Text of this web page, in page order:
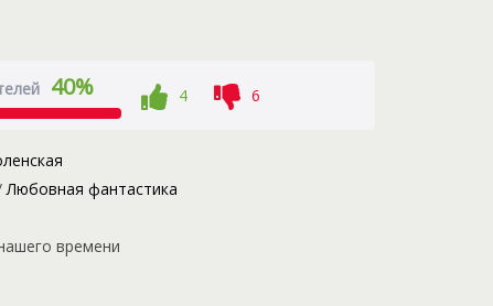
40% 4 6
Любовная фантастика
времени